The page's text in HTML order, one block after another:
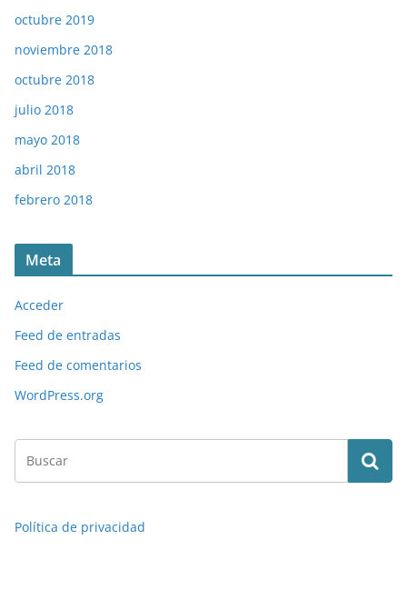
octubre 2019
noviembre 2018
octubre 2018
julio 2018
mayo 2018
abril 2018
febrero 2018
Meta
Acceder
Feed de entradas
Feed de comentarios
WordPress.org
Política de privacidad